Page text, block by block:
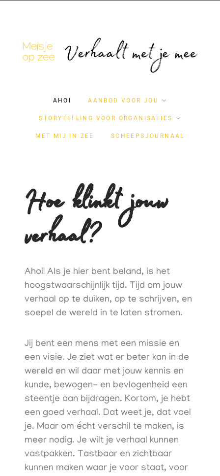
AHOI AANBOD VOOR JOU
STORYTELLING VOOR ORGANISATIES
MET MIJ IN ZEE SCHEEPSJOURNAAL
Hoe klinkt jouw
verhaal?
Ahoi! Als je hier bent beland, is het
hoogstwaarschijnlijk tijd. Tijd om jouw
verhaal op te duiken, op te schrijven, en
soepel de wereld in te laten stromen.
Jij bent een mens met een missie en
een visie. Je ziet wat er beter kan in de
wereld en wil daar met jouw kennis en
kunde, bewogen- en bevlogenheid een
steentje aan bijdragen. Kortom, je hebt
een goed verhaal. Dat weet je, dat voel
je. Maar om écht verschil te maken, is
meer nodig. Je wilt je verhaal kunnen
vastpakken. Tastbaar en zichtbaar
kunnen maken waar je voor staat, voor